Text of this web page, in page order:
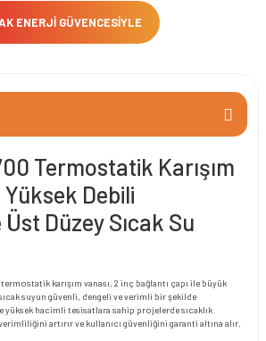
ENERJİ GÜVENCESİYLE
Termostatik Karışım
Yüksek Debili
Düzey Sıcak Su
karışım vanası, 2 inç bağlantı çapı ile büyük
suyun güvenli, dengeli ve verimli bir şekilde
yüksek hacimli tesisatlara sahip projelerde sıcaklık
artırır ve kullanıcı güvenliğini garanti altına alır.